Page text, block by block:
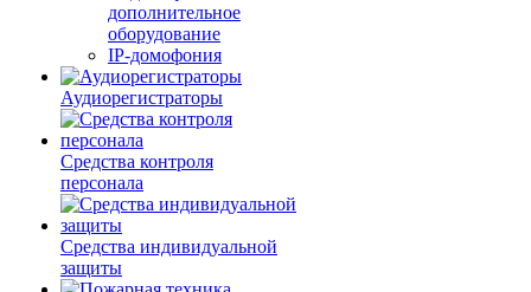
дополнительное
оборудование
IP-домофония
Аудиорегистраторы
Средства контроля
персонала
Средства индивидуальной
защиты